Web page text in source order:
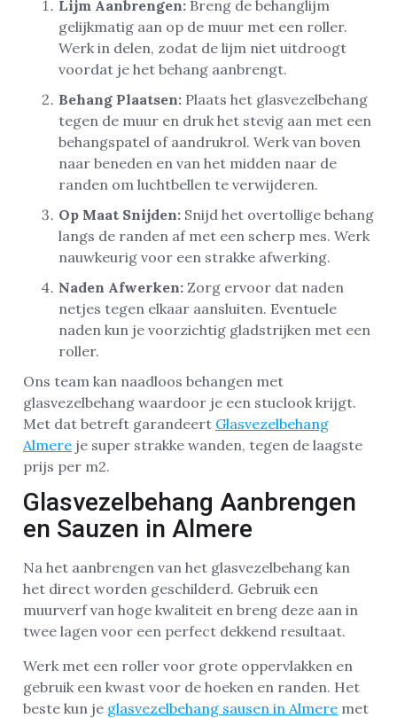
Lijm Aanbrengen: Breng de behanglijm
gelijkmatig aan op de muur met een roller.
Werk in delen, zodat de lijm niet uitdroogt
voordat je het behang aanbrengt.
Behang Plaatsen: Plaats het glasvezelbehang
tegen de muur en druk het stevig aan met een
behangspatel of aandrukrol. Werk van boven
naar beneden en van het midden naar de
randen om luchtbellen te verwijderen.
Op Maat Snijden: Snijd het overtollige behang
langs de randen af met een scherp mes. Werk
nauwkeurig voor een strakke afwerking.
Naden Afwerken: Zorg ervoor dat naden
netjes tegen elkaar aansluiten. Eventuele
naden kun je voorzichtig gladstrijken met een
roller.
Ons team kan naadloos behangen met
glasvezelbehang waardoor je een stuclook krijgt.
Met dat betreft garandeert Glasvezelbehang
Almere je super strakke wanden, tegen de laagste
prijs per m2.
Glasvezelbehang Aanbrengen
en Sauzen in Almere
Na het aanbrengen van het glasvezelbehang kan
het direct worden geschilderd. Gebruik een
muurverf van hoge kwaliteit en breng deze aan in
twee lagen voor een perfect dekkend resultaat.
Werk met een roller voor grote oppervlakken en
gebruik een kwast voor de hoeken en randen. Het
beste kun je glasvezelbehang sausen in Almere met